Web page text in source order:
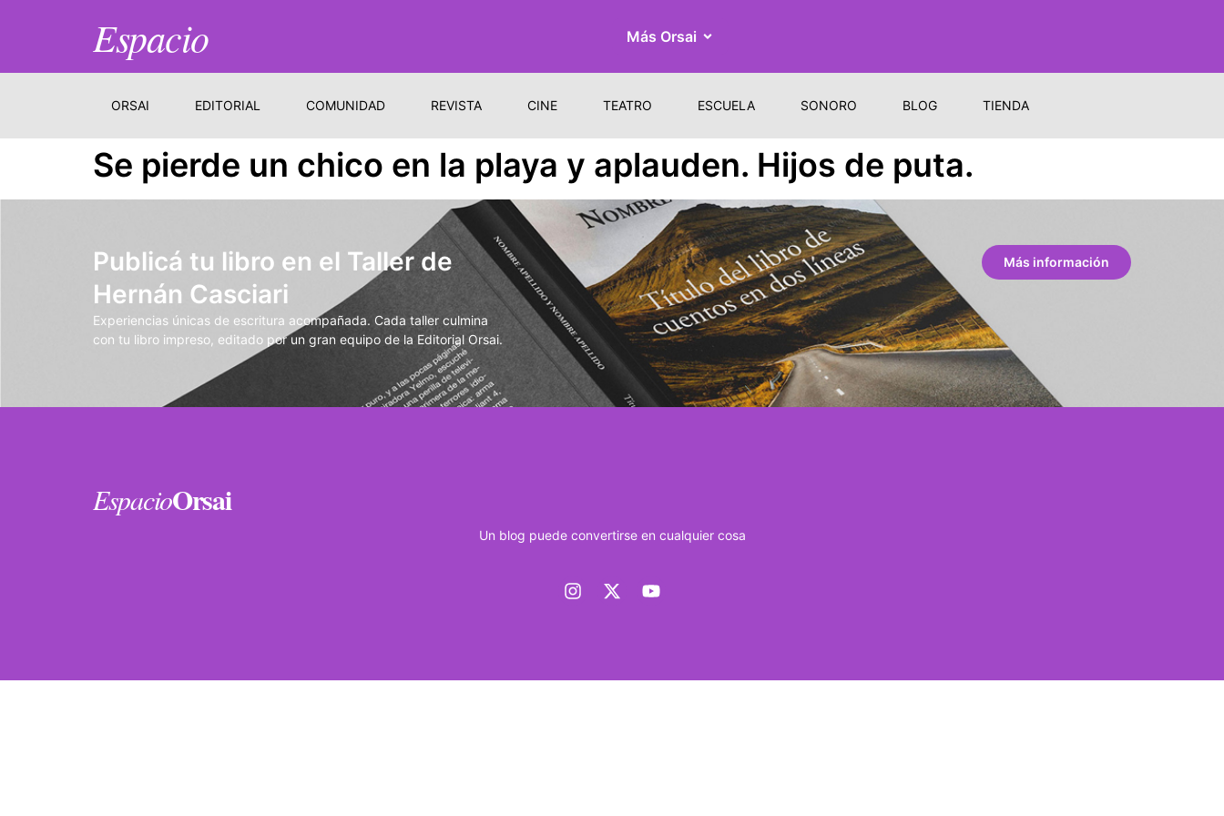
Espacio Más Orsai
ORSAI EDITORIAL COMUNIDAD REVISTA CINE TEATRO ESCUELA SONORO BLOG TIENDA
Se pierde un chico en la playa y aplauden. Hijos de puta.
Publicá tu libro en el Taller de
Hernán Casciari
Experiencias únicas de escritura acompañada. Cada taller culmina
con tu libro impreso, editado por un gran equipo de la Editorial Orsai.
Más información
EspacioOrsai
Un blog puede convertirse en cualquier cosa